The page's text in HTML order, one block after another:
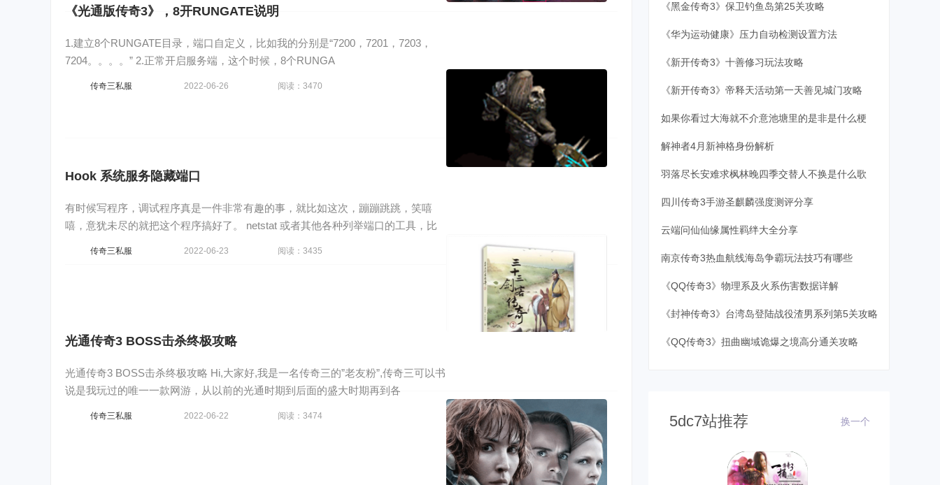
《光通版传奇3》，8开RUNGATE说明
1.建立8个RUNGATE目录，端口自定义，比如我的分别是“7200，7201，7203，
7204。。。。” 2.正常开启服务端，这个时候，8个RUNGA
传奇三私服 2022-06-26 阅读：3470
Hook 系统服务隐藏端口
有时候写程序，调试程序真是一件非常有趣的事，就比如这次，蹦蹦跳跳，笑嘻
嘻，意犹未尽的就把这个程序搞好了。 netstat 或者其他各种列举端口的工具，比
传奇三私服 2022-06-23 阅读：3435
光通传奇3 BOSS击杀终极攻略
光通传奇3 BOSS击杀终极攻略 Hi,大家好,我是一名传奇三的”老友粉”,传奇三可以书
说是我玩过的唯一一款网游，从以前的光通时期到后面的盛大时期再到各
传奇三私服 2022-06-22 阅读：3474
《黑金传奇3》保卫钓鱼岛第25关攻略
《华为运动健康》压力自动检测设置方法
《新开传奇3》十善修习玩法攻略
《新开传奇3》帝释天活动第一天善见城门攻略
如果你看过大海就不介意池塘里的是非是什么梗
解神者4月新神格身份解析
羽落尽长安难求枫林晚四季交替人不换是什么歌
四川传奇3手游圣麒麟强度测评分享
云端问仙仙缘属性羁绊大全分享
南京传奇3热血航线海岛争霸玩法技巧有哪些
《QQ传奇3》物理系及火系伤害数据详解
《封神传奇3》台湾岛登陆战役渣男系列第5关攻略
《QQ传奇3》扭曲幽域诡爆之境高分通关攻略
5dc7站推荐 换一个